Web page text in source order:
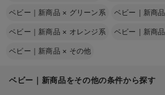
ベビー｜新商品 × グリーン系 ベビー｜新商品
ベビー｜新商品 × オレンジ系 ベビー｜新商品
ベビー｜新商品 × その他
ベビー｜新商品をその他の条件から探す